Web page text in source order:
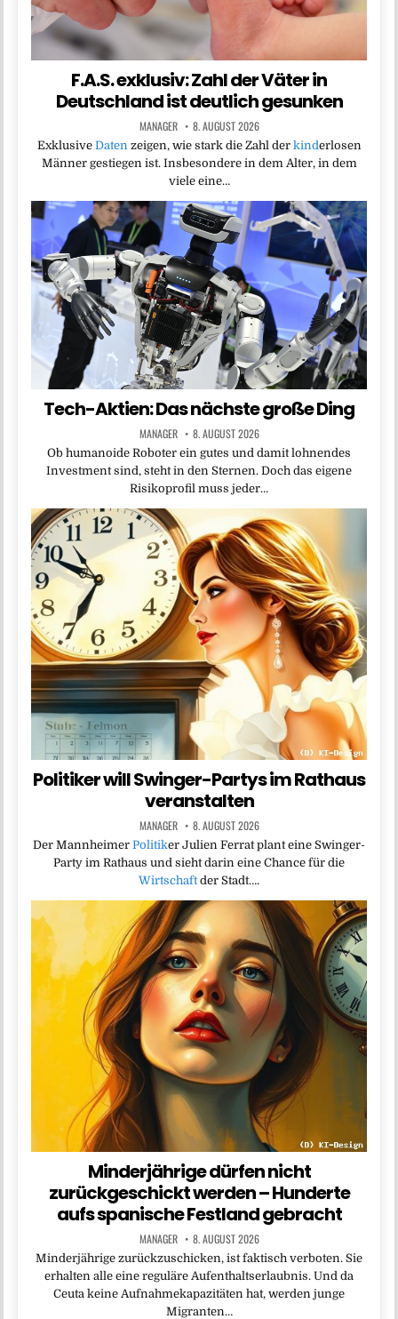
F.A.S. exklusiv: Zahl der Väter in
Deutschland ist deutlich gesunken
MANAGER 8. AUGUST 2026
Exklusive Daten zeigen, wie stark die Zahl der kinderlosen
Männer gestiegen ist. Insbesondere in dem Alter, in dem
viele eine…
Tech-Aktien: Das nächste große Ding
MANAGER 8. AUGUST 2026
Ob humanoide Roboter ein gutes und damit lohnendes
Investment sind, steht in den Sternen. Doch das eigene
Risikoprofil muss jeder…
Politiker will Swinger-Partys im Rathaus
veranstalten
MANAGER 8. AUGUST 2026
Der Mannheimer Politiker Julien Ferrat plant eine Swinger-
Party im Rathaus und sieht darin eine Chance für die
Wirtschaftder Stadt….
Minderjährige dürfen nicht
zurückgeschickt werden – Hunderte
aufs spanische Festland gebracht
MANAGER 8. AUGUST 2026
Minderjährige zurückzuschicken, ist faktisch verboten. Sie
erhalten alle eine reguläre Aufenthaltserlaubnis. Und da
Ceuta keine Aufnahmekapazitäten hat, werden junge
Migranten…